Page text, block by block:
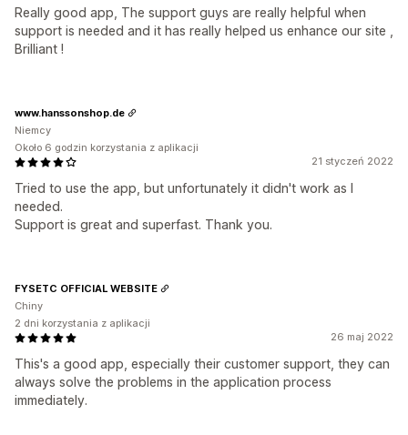
Really good app, The support guys are really helpful when
support is needed and it has really helped us enhance our site ,
Brilliant !
21 styczeń 2022
Tried to use the app, but unfortunately it didn't work as I
needed.
Support is great and superfast. Thank you.
www.hanssonshop.de
Niemcy
Około 6 godzin korzystania z aplikacji
26 maj 2022
This's a good app, especially their customer support, they can
always solve the problems in the application process
immediately.
FYSETC OFFICIAL WEBSITE
Chiny
2 dni korzystania z aplikacji